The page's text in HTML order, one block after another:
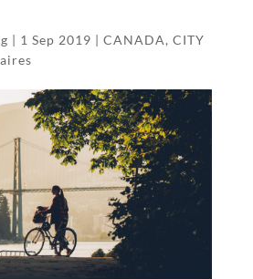
| 1 Sep 2019 | CANADA, CITY